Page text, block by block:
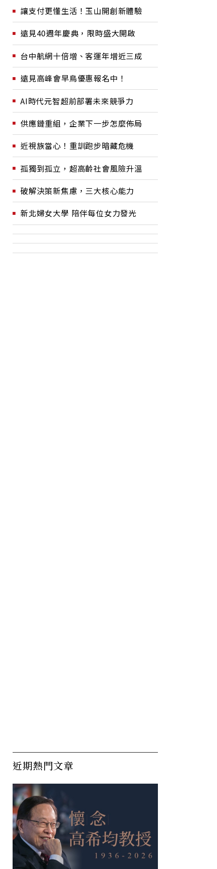
讓支付更懂生活！玉山開創新體驗
遠見40週年慶典，限時盛大開啟
台中航網十倍增、客運年增近三成
遠見高峰會早鳥優惠報名中！
AI時代元智超前部署未來競爭力
供應鏈重組，企業下一步怎麼佈局
近視族當心！重訓跑步暗藏危機
孤獨到孤立，超高齡社會風險升溫
破解決策新焦慮，三大核心能力
新北婦女大學 陪伴每位女力發光
近期熱門文章